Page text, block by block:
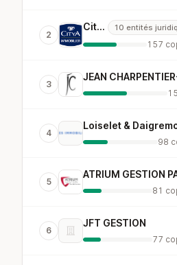
2
Citya 10 entités
157
3
JEAN
4
Loiselet &
98
5
ATRIUM GESTION
81
6
JFT GESTION
77